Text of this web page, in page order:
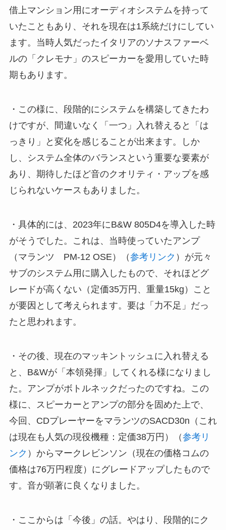
借上マンション用にオーディオシステムを持って
いたこともあり、それを現在は1系統だけにしてい
ます。当時人気だったイタリアのソナスファーベ
ルの「クレモナ」のスピーカーを愛用していた時
期もあります。
・この様に、段階的にシステムを構築してきたわ
けですが、間違いなく「一つ」入れ替えると「は
っきり」と変化を感じることが出来ます。しか
し、システム全体のバランスという重要な要素が
あり、期待したほど音のクオリティ・アップを感
じられないケースもありました。
・具体的には、2023年にB&W 805D4を導入した時
がそうでした。これは、当時使っていたアンプ
（マランツ PM-12 OSE）（参考リンク ）が元々
サブのシステム用に購入したもので、それほどグ
レードが高くない（定価35万円、重量15kg）こと
が要因として考えられます。要は「力不足」だっ
たと思われます。
・その後、現在のマッキントッシュに入れ替える
と、B&Wが「本領発揮」してくれる様になりまし
た。アンプがボトルネックだったのですね。この
様に、スピーカーとアンプの部分を固めた上で、
今回、CDプレーヤーをマランツのSACD30n（これ
は現在も人気の現役機種：定価38万円）（参考リ
ンク ）からマークレビンソン（現在の価格コムの
価格は76万円程度）にグレードアップしたもので
す。音が顕著に良くなりました。
・ここからは「今後」の話。やはり、段階的にク